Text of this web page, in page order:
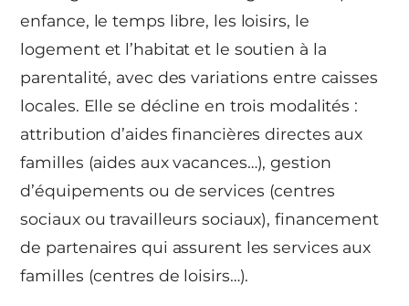
enfance, le temps libre, les loisirs, le
logement et l’habitat et le soutien à la
parentalité, avec des variations entre caisses
locales. Elle se décline en trois modalités :
attribution d’aides financières directes aux
familles (aides aux vacances…), gestion
d’équipements ou de services (centres
sociaux ou travailleurs sociaux), financement
de partenaires qui assurent les services aux
familles (centres de loisirs…).